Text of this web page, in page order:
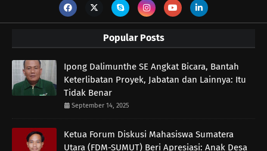
Popular Posts
Ipong Dalimunthe SE Angkat Bicara, Bantah
Keterlibatan Proyek, Jabatan dan Lainnya: Itu
Tidak Benar
September 14, 2025
Ketua Forum Diskusi Mahasiswa Sumatera
Utara (FDM-SUMUT) Beri Apresiasi: Anak Desa